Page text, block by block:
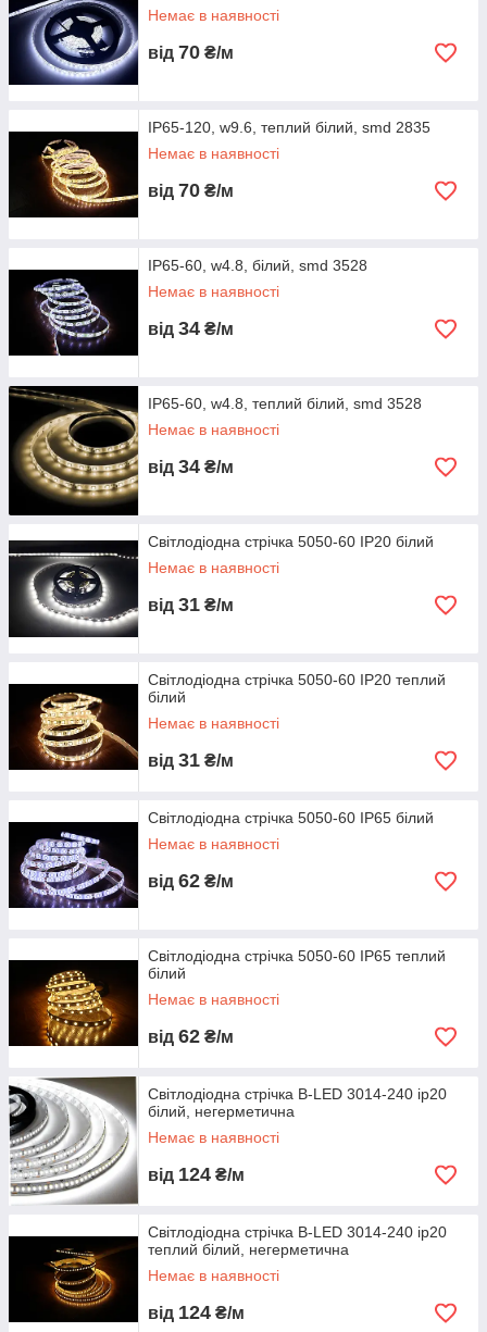
Немає в наявності
від 70 ₴/м
IP65-120, w9.6, теплий білий, smd 2835
Немає в наявності
від 70 ₴/м
IP65-60, w4.8, білий, smd 3528
Немає в наявності
від 34 ₴/м
IP65-60, w4.8, теплий білий, smd 3528
Немає в наявності
від 34 ₴/м
Світлодіодна стрічка 5050-60 IP20 білий
Немає в наявності
від 31 ₴/м
Світлодіодна стрічка 5050-60 IP20 теплий
білий
Немає в наявності
від 31 ₴/м
Світлодіодна стрічка 5050-60 IP65 білий
Немає в наявності
від 62 ₴/м
Світлодіодна стрічка 5050-60 IP65 теплий
білий
Немає в наявності
від 62 ₴/м
Світлодіодна стрічка B-LED 3014-240 ip20
білий, негерметична
Немає в наявності
від 124 ₴/м
Світлодіодна стрічка B-LED 3014-240 ip20
теплий білий, негерметична
Немає в наявності
від 124 ₴/м